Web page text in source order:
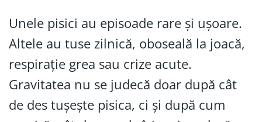
Unele pisici au episoade rare și ușoare.
Altele au tuse zilnică, oboseală la joacă,
respirație grea sau crize acute.
Gravitatea nu se judecă doar după cât
de des tușește pisica, ci și după cum